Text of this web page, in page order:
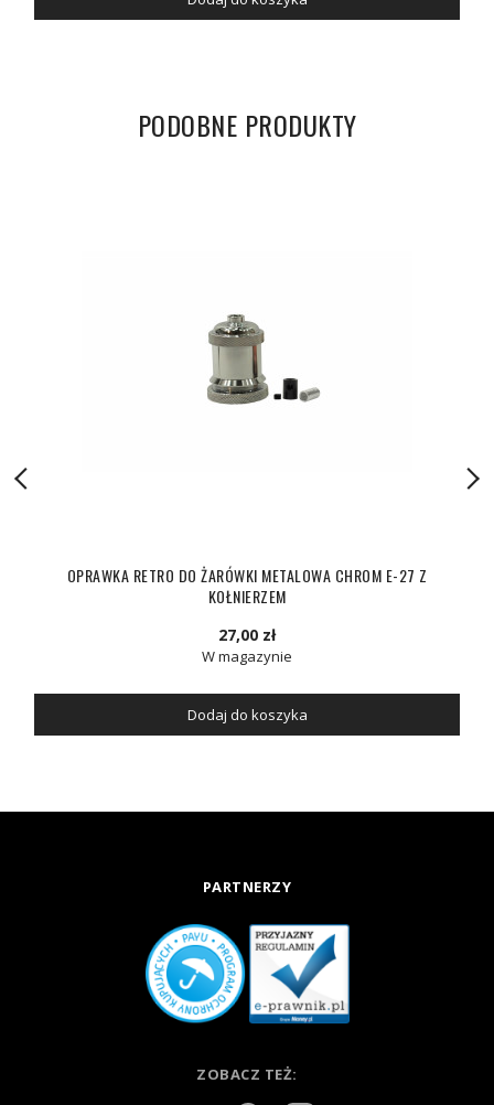
PODOBNE PRODUKTY
OPRAWKA RETRO DO ŻARÓWKI METALOWA CHROM E-27 Z
KOŁNIERZEM
27,00 zł
W magazynie
Dodaj do koszyka
PARTNERZY
ZOBACZ TEŻ: